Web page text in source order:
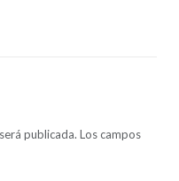
publicada. Los campos